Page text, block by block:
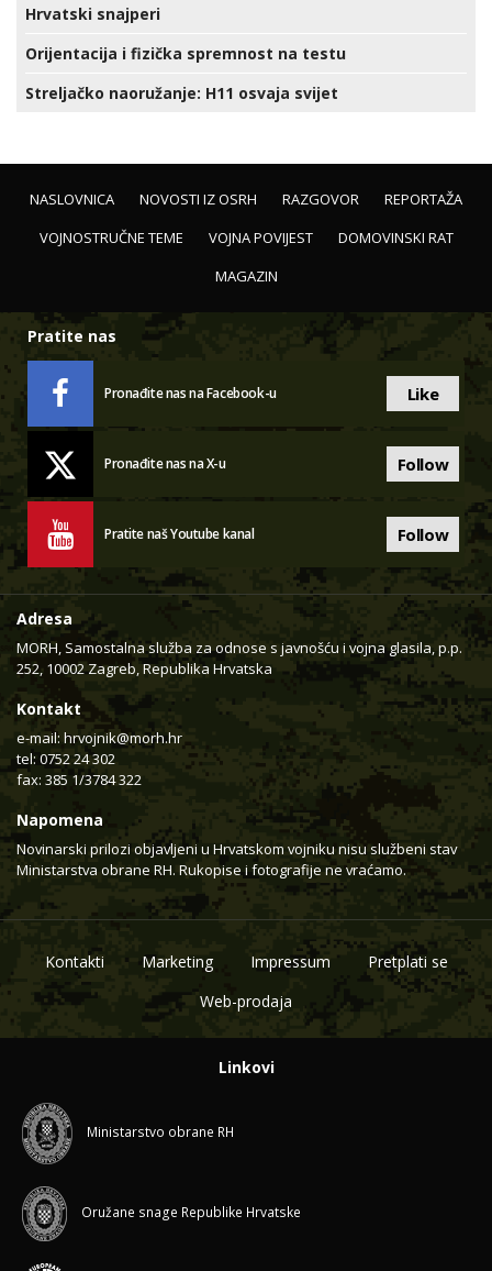
Hrvatski snajperi
Orijentacija i fizička spremnost na testu
Streljačko naoružanje: H11 osvaja svijet
NASLOVNICA NOVOSTI IZ OSRH RAZGOVOR
REPORTAŽA
VOJNOSTRUČNE TEME
VOJNA POVIJEST
DOMOVINSKI RAT
MAGAZIN
Pratite nas
Pronađite nas na Facebook-u Like
Pronađite nas na X-u Follow
Pratite naš Youtube kanal Follow
Adresa
MORH, Samostalna služba za odnose s javnošću i vojna glasila, p.p.
252, 10002 Zagreb, Republika Hrvatska
Kontakt
e-mail: hrvojnik@morh.hr
tel: 0752 24 302
fax: 385 1/3784 322
Napomena
Novinarski prilozi objavljeni u Hrvatskom vojniku nisu službeni stav
Ministarstva obrane RH. Rukopise i fotografije ne vraćamo.
Kontakti Marketing Impressum
Pretplati se
Web-prodaja
Linkovi
Ministarstvo obrane RH
Oružane snage Republike Hrvatske